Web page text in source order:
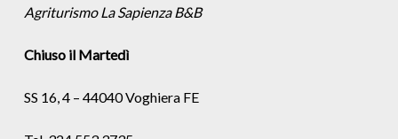
Agriturismo La Sapienza B&B
Chiuso il Martedì
SS 16, 4 – 44040 Voghiera FE